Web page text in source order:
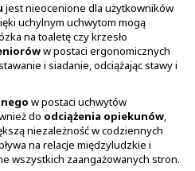
jest nieocenione dla użytkowników
uchylnym uchwytom mogą
na toaletę czy krzesło
w postaci ergonomicznych
i siadanie, odciążając stawy i
w postaci uchwytów
do odciążenia opiekunów,
niezależność w codziennych
na relacje międzyludzkie i
wszystkich zaangażowanych stron.